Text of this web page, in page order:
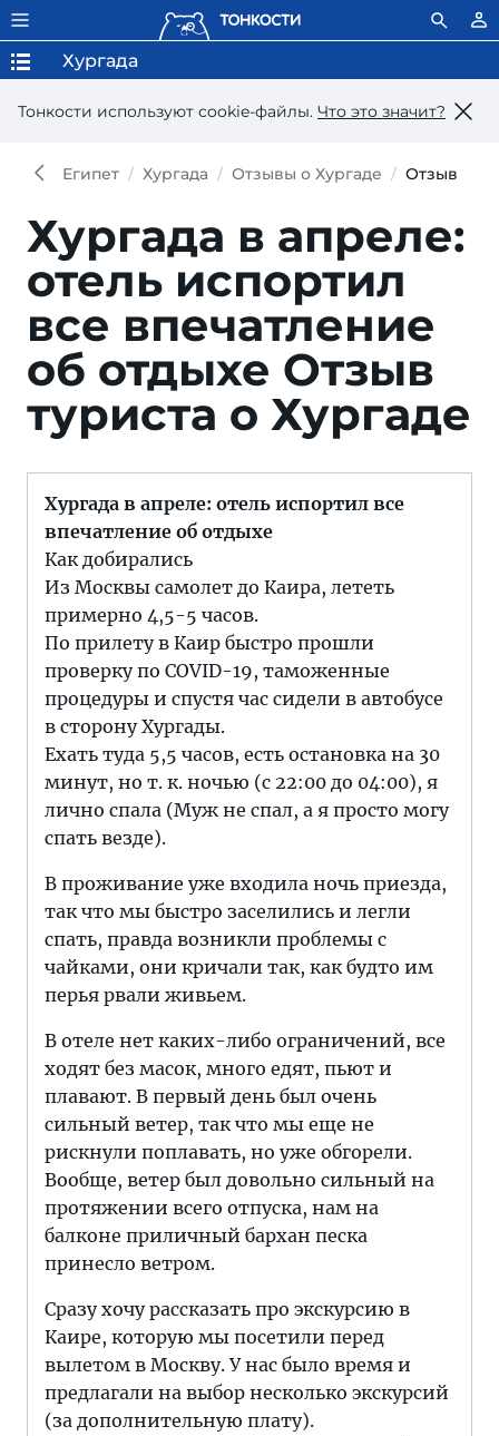
Тонкости используют сookie-файлы. Что это значит?
Хургада
Египет Хургада Отзывы о Хургаде Отзыв
Хургада в апреле:
отель испортил
все впечатление
об отдыхе Отзыв
туриста о Хургаде
Хургада в апреле: отель испортил все
впечатление об отдыхе
Как добирались
Из Москвы самолет до Каира, лететь
примерно 4,5-5 часов.
По прилету в Каир быстро прошли
проверку по COVID-19, таможенные
процедуры и спустя час сидели в автобусе
в сторону Хургады.
Ехать туда 5,5 часов, есть остановка на 30
минут, но т. к. ночью (с 22:00 до 04:00), я
лично спала (Муж не спал, а я просто могу
спать везде).
В проживание уже входила ночь приезда,
так что мы быстро заселились и легли
спать, правда возникли проблемы с
чайками, они кричали так, как будто им
перья рвали живьем.
В отеле нет каких-либо ограничений, все
ходят без масок, много едят, пьют и
плавают. В первый день был очень
сильный ветер, так что мы еще не
рискнули поплавать, но уже обгорели.
Вообще, ветер был довольно сильный на
протяжении всего отпуска, нам на
балконе приличный бархан песка
принесло ветром.
Сразу хочу рассказать про экскурсию в
Каире, которую мы посетили перед
вылетом в Москву. У нас было время и
предлагали на выбор несколько экскурсий
(за дополнительную плату).